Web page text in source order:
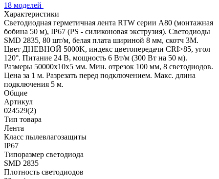
18 моделей
Характеристики
Светодиодная герметичная лента RTW серии A80 (монтажная
бобина 50 м), IP67 (PS - силиконовая экструзия). Светодиоды
SMD 2835, 80 шт/м, белая плата шириной 8 мм, скотч 3M.
Цвет ДНЕВНОЙ 5000K, индекс цветопередачи CRI>85, угол
120°. Питание 24 В, мощность 6 Вт/м (300 Вт на 50 м).
Размеры 50000x10x5 мм. Мин. отрезок 100 мм, 8 светодиодов.
Цена за 1 м. Разрезать перед подключением. Макс. длина
подключения 5 м.
Общие
Артикул
024529(2)
Тип товара
Лента
Класс пылевлагозащиты
IP67
Типоразмер светодиода
SMD 2835
Плотность светодиодов